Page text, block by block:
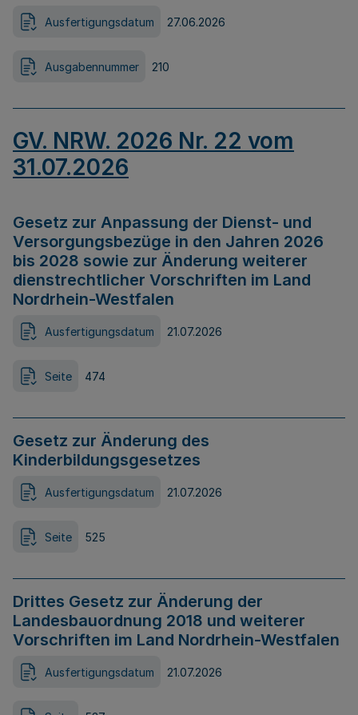
Ausfertigungsdatum 27.06.2026
Ausgabennummer 210
GV. NRW. 2026 Nr. 22 vom
31.07.2026
Gesetz zur Anpassung der Dienst- und
Versorgungsbezüge in den Jahren 2026
bis 2028 sowie zur Änderung weiterer
dienstrechtlicher Vorschriften im Land
Nordrhein-Westfalen
Ausfertigungsdatum 21.07.2026
Seite 474
Gesetz zur Änderung des
Kinderbildungsgesetzes
Ausfertigungsdatum 21.07.2026
Seite 525
Drittes Gesetz zur Änderung der
Landesbauordnung 2018 und weiterer
Vorschriften im Land Nordrhein-Westfalen
Ausfertigungsdatum 21.07.2026